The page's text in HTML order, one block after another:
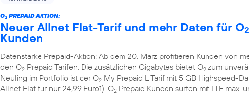
O2 PREPAID AKTION:
Neuer Allnet Flat-Tarif und mehr Daten für O2
Kunden
Datenstarke Prepaid-Aktion: Ab dem 20. März profitieren Kunden von
den O2 Prepaid Tarifen. Die zusätzlichen Gigabytes bietet O2 zum
Neuling im Portfolio ist der O2 My Prepaid L Tarif mit 5 GB Highspeed-
Allnet Flat für nur 24,99 Euro1). O2 Prepaid Kunden surfen mit LTE max.